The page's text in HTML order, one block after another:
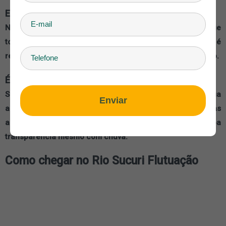
Existe risco de correnteza forte durante o passeio?
Não. A correnteza do Rio Sucuri é leve e constante, o que
torna a experiência relaxante. A própria correnteza é
responsável por conduzir os visitantes durante a flutuação.
É possível fazer o passeio em dias de chuva?
Sim, na maioria dos casos o passeio continua
acontecendo. A visibilidade da água pode sofrer pequenas
alterações, mas como o rio é de nascente, ele mantém boa
transparência mesmo com chuva.
Como chegar no Rio Sucuri Flutuação
Enviar